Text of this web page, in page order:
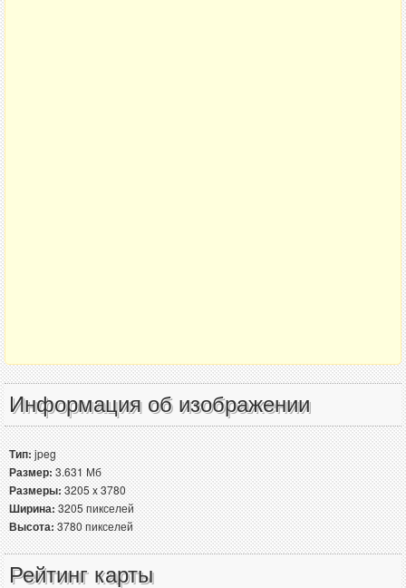
Информация об изображении
Тип:jpeg
Размер:3.631 Мб
Размеры:3205 x 3780
Ширина:3205 пикселей
Высота:3780 пикселей
Рейтинг карты